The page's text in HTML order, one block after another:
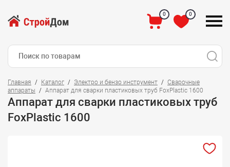
0 0
Главная Каталог Электро и бензо инструмент
Сварочные
аппараты
Аппарат для сварки пластиковых труб FoxPlastic 1600
Аппарат для сварки пластиковых труб
FoxPlastic 1600